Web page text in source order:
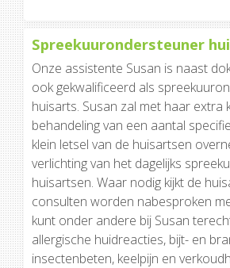
Spreekuurondersteuner
Onze assistente Susan is naast
ook gekwalificeerd als
huisarts. Susan zal met haar extra
behandeling van een aantal
klein letsel van de huisartsen
verlichting van het dagelijks
huisartsen. Waar nodig kijkt de
consulten worden nabesproken
kunt onder andere bij Susan
allergische huidreacties, bijt- en
insectenbeten, keelpijn en